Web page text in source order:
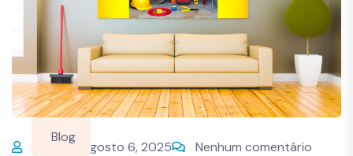
Blog
agosto 6, 2025
Nenhum comentário